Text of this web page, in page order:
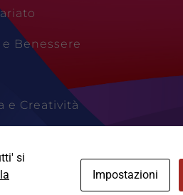
Benessere
e Creatività
si
Impostazioni